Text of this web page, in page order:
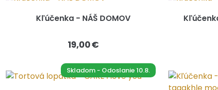
Kľúčenka - NÁŠ DOMOV
19,00 €
Skladom - Odoslanie 10.8.